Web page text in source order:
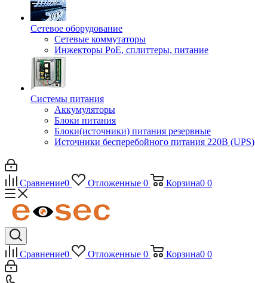
Сетевое оборудование
Сетевые коммутаторы
Инжекторы РоЕ, сплиттеры, питание
Системы питания
Аккумуляторы
Блоки питания
Блоки(источники) питания резервные
Источники бесперебойного питания 220В (UPS)
Сравнение0 Отложенные 0 Корзина0 0
Сравнение0 Отложенные 0 Корзина0 0